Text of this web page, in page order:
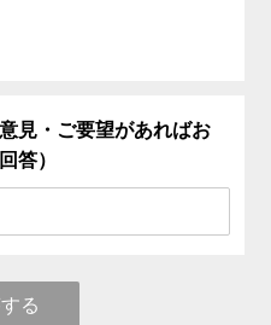
見・ご要望があればお
答）
る